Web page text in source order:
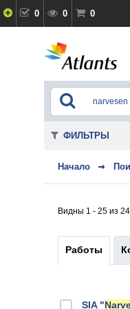
0 0 0
Начало
Видны 1 - 25 из
Работы
SIA "
ФИЛЬТРЫ